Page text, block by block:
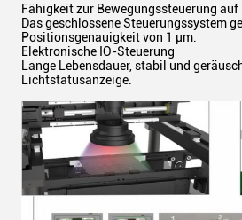
Fähigkeit zur Bewegungssteuerung auf
Das geschlossene Steuerungssystem
Positionsgenauigkeit von 1 μm.
Elektronische IO-Steuerung
Lange Lebensdauer, stabil und
Lichtstatusanzeige.